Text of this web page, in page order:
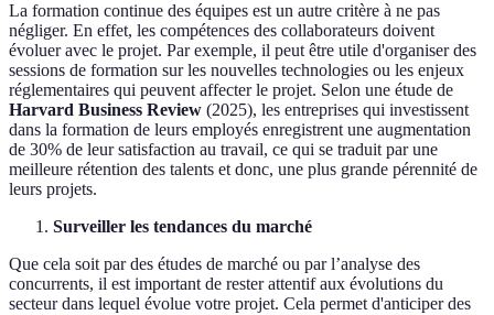
La formation continue des équipes est un autre critère à ne pas
négliger. En effet, les compétences des collaborateurs doivent
évoluer avec le projet. Par exemple, il peut être utile d'organiser des
sessions de formation sur les nouvelles technologies ou les enjeux
réglementaires qui peuvent affecter le projet. Selon une étude de
Harvard Business Review (2025), les entreprises qui investissent
dans la formation de leurs employés enregistrent une augmentation
de 30% de leur satisfaction au travail, ce qui se traduit par une
meilleure rétention des talents et donc, une plus grande pérennité de
leurs projets.
Surveiller les tendances du marché
Que cela soit par des études de marché ou par l’analyse des
concurrents, il est important de rester attentif aux évolutions du
secteur dans lequel évolue votre projet. Cela permet d'anticiper des